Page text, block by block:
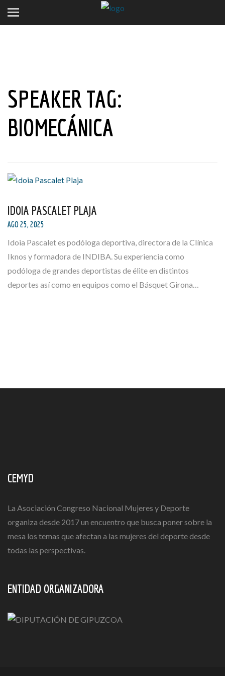
SPEAKER TAG:
BIOMECÁNICA
IDOIA PASCALET PLAJA
AGO 25, 2025
Idoia Pascalet es podóloga deportiva, directora de la Clínica
Iknos y formadora de INDIBA. Su experiencia como
podóloga de grandes deportistas de élite en distintos
deportes así como en equipos como el Básquet Girona…
CEMYD
La Asociación Congreso Nacional Mujeres y Deporte
organiza desde 2017 un encuentro que busca poner sobre la
mesa los temas que afectan a las mujeres del deporte desde
todas las perspectivas.
ENTIDAD ORGANIZADORA